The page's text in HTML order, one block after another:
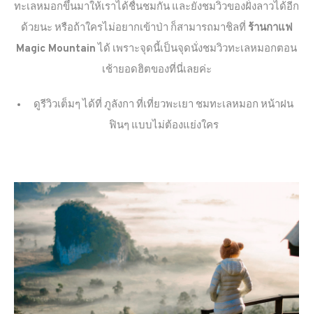
ทะเลหมอกขึ้นมาให้เราได้ชื่นชมกัน และยังชมวิวของฝั่งลาวได้อีก
ด้วยนะ หรือถ้าใครไม่อยากเข้าป่า ก็สามารถมาชิลที่ ร้านกาแฟ
Magic Mountain ได้ เพราะจุดนี้เป็นจุดนั่งชมวิวทะเลหมอกตอน
เช้ายอดฮิตของที่นี่เลยค่ะ
ดูรีวิวเต็มๆ ได้ที่ ภูลังกา ที่เที่ยวพะเยา ชมทะเลหมอก หน้าฝน
ฟินๆ แบบไม่ต้องแย่งใคร